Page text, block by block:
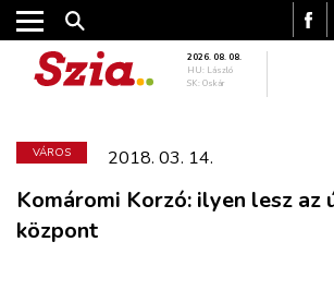
2026. 08. 08.
HU: László
SK: Oskár
VÁROS 2018. 03. 14.
Komáromi Korzó: ilyen lesz az
központ